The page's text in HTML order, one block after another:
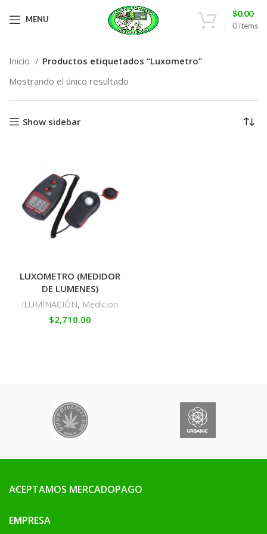
MENU
0items
$0.00
Inicio
Productos etiquetados “Luxometro”
Mostrando el único resultado
Show sidebar
LUXOMETRO (MEDIDOR
DE LUMENES)
ILUMINACIÓN, Medicion
$2,710.00
ACEPTAMOS MERCADOPAGO
EMPRESA